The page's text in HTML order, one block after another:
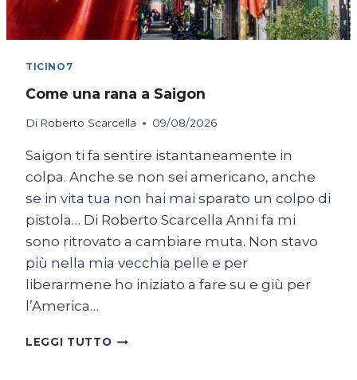
TICINO7
Come una rana a Saigon
Di Roberto Scarcella 09/08/2026
Saigon ti fa sentire istantaneamente in
colpa. Anche se non sei americano, anche
se in vita tua non hai mai sparato un colpo di
pistola… Di Roberto Scarcella Anni fa mi
sono ritrovato a cambiare muta. Non stavo
più nella mia vecchia pelle e per
liberarmene ho iniziato a fare su e giù per
l’America…
LEGGI TUTTO COME